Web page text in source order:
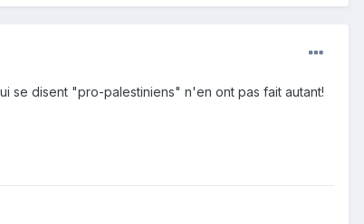
se disent "pro-palestiniens" n'en ont pas fait autant!